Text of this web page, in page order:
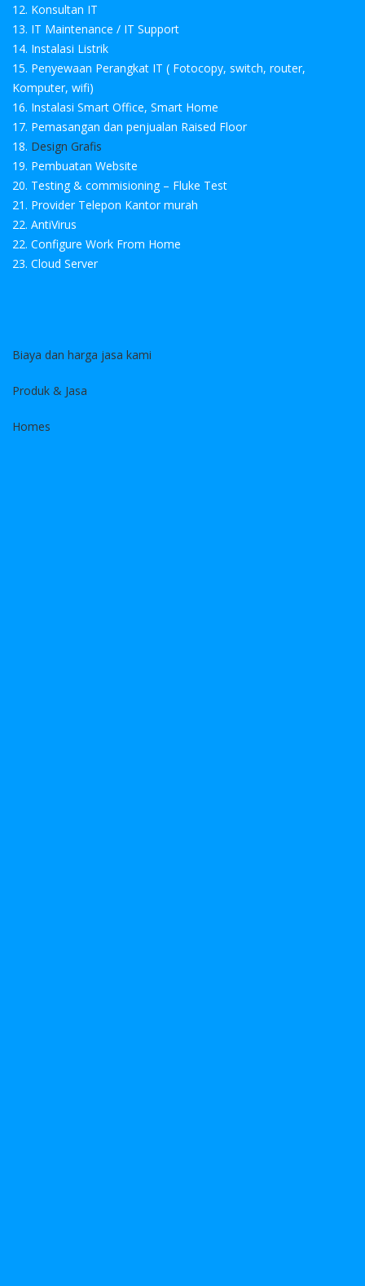
12. Konsultan IT
13. IT Maintenance / IT Support
14. Instalasi Listrik
15. Penyewaan Perangkat IT ( Fotocopy, switch, router,
Komputer, wifi)
16. Instalasi Smart Office, Smart Home
17. Pemasangan dan penjualan Raised Floor
18. Design Grafis
19. Pembuatan Website
20. Testing & commisioning – Fluke Test
21. Provider Telepon Kantor murah
22. AntiVirus
22. Configure Work From Home
23. Cloud Server
Biaya dan harga jasa kami
Produk & Jasa
Homes